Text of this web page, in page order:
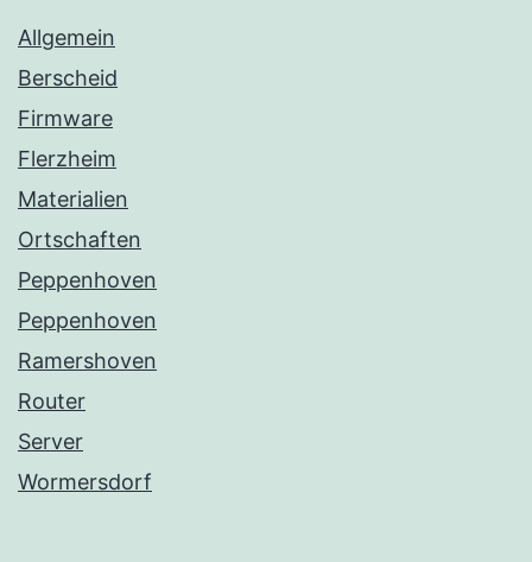
Allgemein
Berscheid
Firmware
Flerzheim
Materialien
Ortschaften
Peppenhoven
Peppenhoven
Ramershoven
Router
Server
Wormersdorf